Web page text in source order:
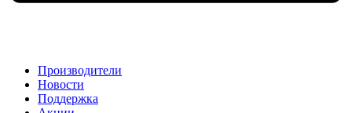
Производители
Новости
Поддержка